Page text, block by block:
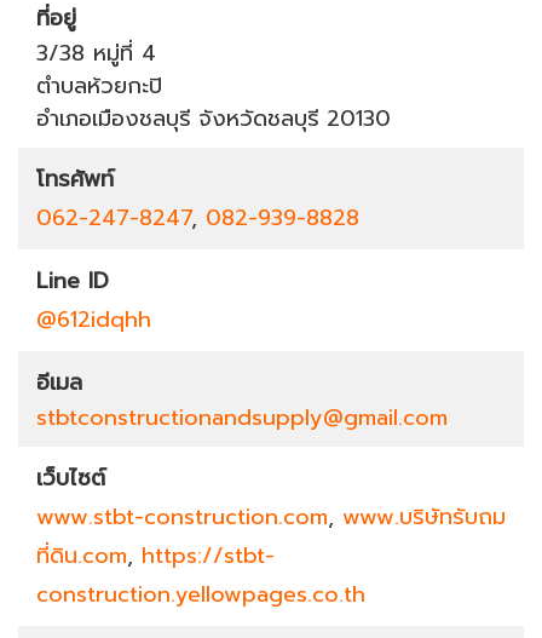
ที่อยู่
3/38 หมู่ที่ 4
ตำบลห้วยกะปิ
อำเภอเมืองชลบุรี จังหวัดชลบุรี 20130
โทรศัพท์
062-247-8247, 082-939-8828
Line ID
@612idqhh
อีเมล
stbtconstructionandsupply@gmail.com
เว็บไซต์
www.stbt-construction.com, www.บริษัทรับถม
ที่ดิน.com, https://stbt-
construction.yellowpages.co.th